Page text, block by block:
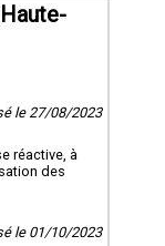
le 27/08/2023
réactive, à
des
le 01/10/2023